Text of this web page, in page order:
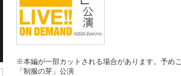
※本編が一部カットされる場合があります。予めご
「制服の芽」公演